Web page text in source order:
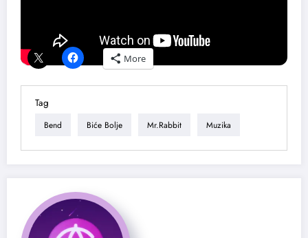
Podeli ovaj tekst ako ti se dopao:
More
Tag
Bend Biće Bolje Mr.rabbit Muzika